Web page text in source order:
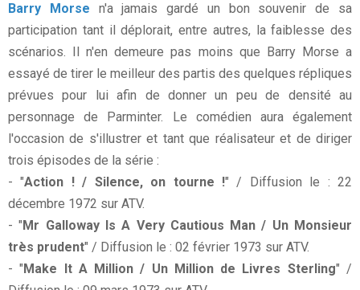
Barry Morse n'a jamais gardé un bon souvenir de sa
participation tant il déplorait, entre autres, la faiblesse des
scénarios. Il n'en demeure pas moins que Barry Morse a
essayé de tirer le meilleur des partis des quelques répliques
prévues pour lui afin de donner un peu de densité au
personnage de Parminter. Le comédien aura également
l'occasion de s'illustrer et tant que réalisateur et de diriger
trois épisodes de la série :
- "Action ! / Silence, on tourne !" / Diffusion le : 22
décembre 1972 sur ATV.
- " Mr Galloway Is A Very Cautious Man / Un Monsieur
très prudent" / Diffusion le : 02 février 1973 sur ATV.
- " Make It A Million / Un Million de Livres Sterling" /